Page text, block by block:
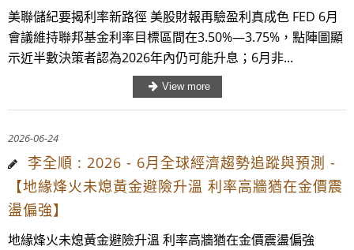
美聯儲紀要揭利率新路徑 美股財報再驗盈利真成色 FED 6月
會議維持聯邦基金利率目標區間在3.50%—3.75%，點陣圖顯
示近半數決策者認為2026年內仍可能升息；6月非...
2026-06-24
李全順 : 2026 - 6月全球經濟趨勢追蹤與預測 -
【地緣烽火未熄黃金避險升溫 利率高牆猶在金價震
盪偏強】
地緣烽火未熄黃金避險升溫 利率高牆猶在金價震盪偏強